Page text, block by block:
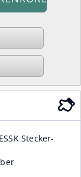
Stecker-